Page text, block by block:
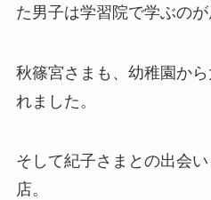
た男子は学習院で学ぶのが
秋篠宮さまも、幼稚園か
れました。
そして紀子さまとの出会
店。